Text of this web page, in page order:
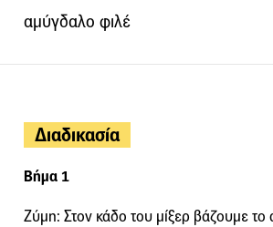
αμύγδαλο φιλέ
Διαδικασία
Βήμα 1
Ζύμη: Στον κάδο του μίξερ βάζουμε το